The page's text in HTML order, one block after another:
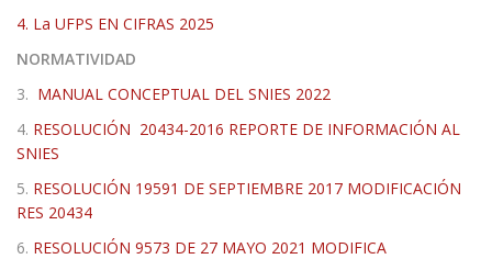
4. La UFPS EN CIFRAS 2025
NORMATIVIDAD
3. MANUAL CONCEPTUAL DEL SNIES 2022
4. RESOLUCIÓN 20434-2016 REPORTE DE INFORMACIÓN AL
SNIES
5. RESOLUCIÓN 19591 DE SEPTIEMBRE 2017 MODIFICACIÓN
RES 20434
6. RESOLUCIÓN 9573 DE 27 MAYO 2021 MODIFICA